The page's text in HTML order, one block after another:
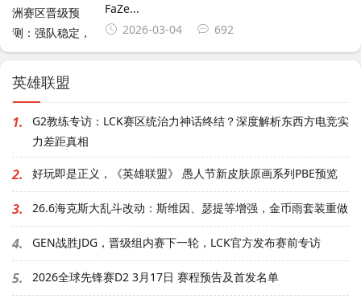
FaZe...
2026-03-04
692
英雄联盟
1.
G2教练专访：LCK赛区统治力神话终结？深度解析东西方电竞实
力差距真相
2. 好玩即是正义，《英雄联盟》 愚人节新皮肤原画系列PBE预览
3. 26.6海克斯大乱斗改动：斯维因、瑟提等增强，金币雨套装重做
4. GEN战胜JDG，晋级组内赛下一轮，LCK官方发布赛前专访
5. 2026全球先锋赛D2 3月17日 赛程预告及首发名单